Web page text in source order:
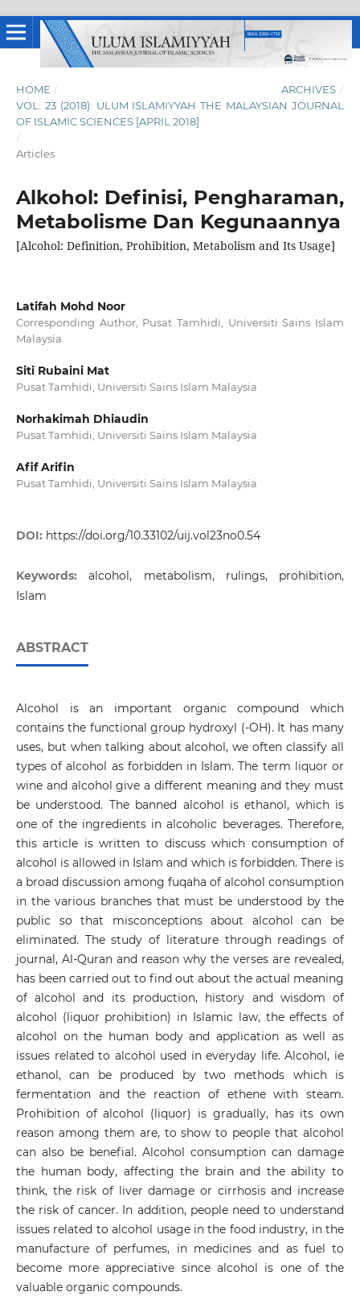
HOME / ARCHIVES /
VOL. 23 (2018): ULUM ISLAMIYYAH THE MALAYSIAN JOURNAL
OF ISLAMIC SCIENCES [APRIL 2018]
/
Articles
Alkohol: Definisi, Pengharaman,
Metabolisme Dan Kegunaannya
[Alcohol: Definition, Prohibition, Metabolism and Its Usage]
Latifah Mohd Noor
Corresponding Author, Pusat Tamhidi, Universiti Sains Islam
Malaysia
Siti Rubaini Mat
Pusat Tamhidi, Universiti Sains Islam Malaysia
Norhakimah Dhiaudin
Pusat Tamhidi, Universiti Sains Islam Malaysia
Afif Arifin
Pusat Tamhidi, Universiti Sains Islam Malaysia
DOI: https://doi.org/10.33102/uij.vol23no0.54
Keywords:alcohol, metabolism, rulings, prohibition,
Islam
ABSTRACT
Alcohol is an important organic compound which
contains the functional group hydroxyl (-OH). It has many
uses, but when talking about alcohol, we often classify all
types of alcohol as forbidden in Islam. The term liquor or
wine and alcohol give a different meaning and they must
be understood. The banned alcohol is ethanol, which is
one of the ingredients in alcoholic beverages. Therefore,
this article is written to discuss which consumption of
alcohol is allowed in Islam and which is forbidden. There is
a broad discussion among fuqaha of alcohol consumption
in the various branches that must be understood by the
public so that misconceptions about alcohol can be
eliminated. The study of literature through readings of
journal, Al-Quran and reason why the verses are revealed,
has been carried out to find out about the actual meaning
of alcohol and its production, history and wisdom of
alcohol (liquor prohibition) in Islamic law, the effects of
alcohol on the human body and application as well as
issues related to alcohol used in everyday life. Alcohol, ie
ethanol, can be produced by two methods which is
fermentation and the reaction of ethene with steam.
Prohibition of alcohol (liquor) is gradually, has its own
reason among them are, to show to people that alcohol
can also be benefial. Alcohol consumption can damage
the human body, affecting the brain and the ability to
think, the risk of liver damage or cirrhosis and increase
the risk of cancer. In addition, people need to understand
issues related to alcohol usage in the food industry, in the
manufacture of perfumes, in medicines and as fuel to
become more appreciative since alcohol is one of the
valuable organic compounds.